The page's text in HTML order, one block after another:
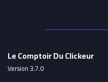
Le Comptoir Du Clickeur
Version 3.7.0